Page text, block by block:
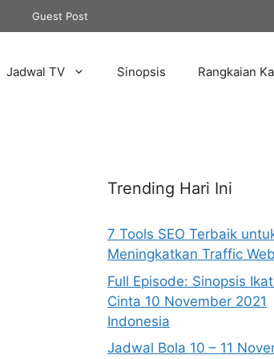
Guest Post
Jadwal TV Sinopsis Rangkaian
Trending Hari Ini
7 Tools SEO Terbaik
Meningkatkan Traffic
Full Episode: Sinopsis
Cinta 10 November 2021
Indonesia
Jadwal Bola 10 – 11